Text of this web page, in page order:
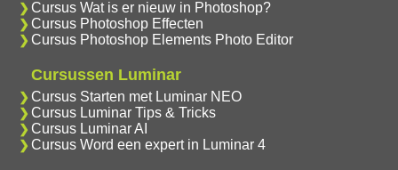
Cursus Wat is er nieuw in Photoshop?
Cursus Photoshop Effecten
Cursus Photoshop Elements Photo Editor
Cursussen Luminar
Cursus Starten met Luminar NEO
Cursus Luminar Tips & Tricks
Cursus Luminar AI
Cursus Word een expert in Luminar 4